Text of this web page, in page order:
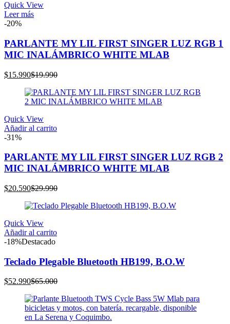
Quick View
Leer más
-20%
PARLANTE MY LIL FIRST SINGER LUZ RGB 1
MIC INALÁMBRICO WHITE MLAB
$15.990El
actual
es:
$19.990El
original
era:
Quick View
Añadir al carrito
-31%
PARLANTE MY LIL FIRST SINGER LUZ RGB 2
MIC INALÁMBRICO WHITE MLAB
$20.590El
actual
$20.590.
$29.990El
original
Quick View
Añadir al carrito
-18%Destacado
Teclado Plegable Bluetooth HB199, B.O.W
$52.990El
actual
es:
$52.990.
$65.000El
original
era:
$65.000.